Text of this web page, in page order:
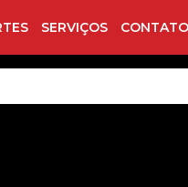
SERVIÇOS